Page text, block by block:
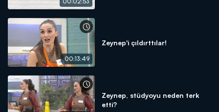
00:13:49
Zeynep'i çıldırttılar!
Zeynep, stüdyoyu neden terk
etti?